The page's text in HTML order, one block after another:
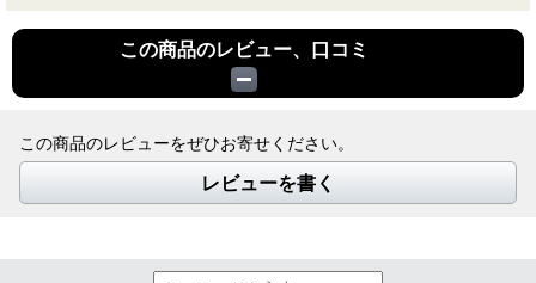
この商品のレビュー、口コミ
この商品のレビューをぜひお寄せください。
レビューを書く